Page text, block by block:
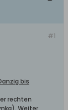
#1
bis
rechten
Weiter